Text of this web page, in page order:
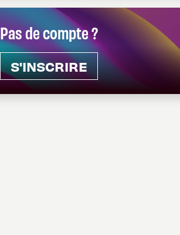
Pas de compte ?
S'INSCRIRE